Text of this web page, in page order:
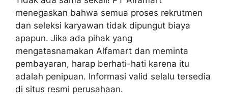
menegaskan bahwa semua proses rekrutmen
dan seleksi karyawan tidak dipungut biaya
apapun. Jika ada pihak yang
mengatasnamakan Alfamart dan meminta
pembayaran, harap berhati-hati karena itu
adalah penipuan. Informasi valid selalu tersedia
di situs resmi perusahaan.